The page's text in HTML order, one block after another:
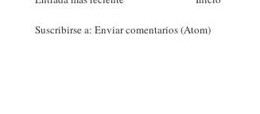
Suscribirse a: Enviar comentarios (Atom)